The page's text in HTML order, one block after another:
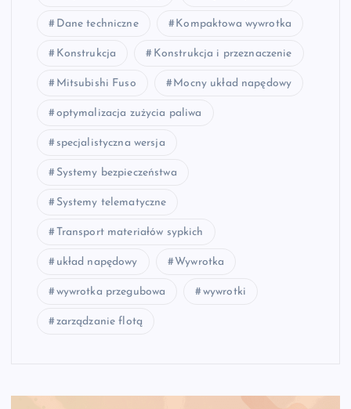
Dane techniczne Kompaktowa wywrotka
Konstrukcja Konstrukcja i przeznaczenie
Mitsubishi Fuso Mocny układ napędowy
optymalizacja zużycia paliwa
specjalistyczna wersja
Systemy bezpieczeństwa
Systemy telematyczne
Transport materiałów sypkich
układ napędowy Wywrotka
wywrotka przegubowa wywrotki
zarządzanie flotą